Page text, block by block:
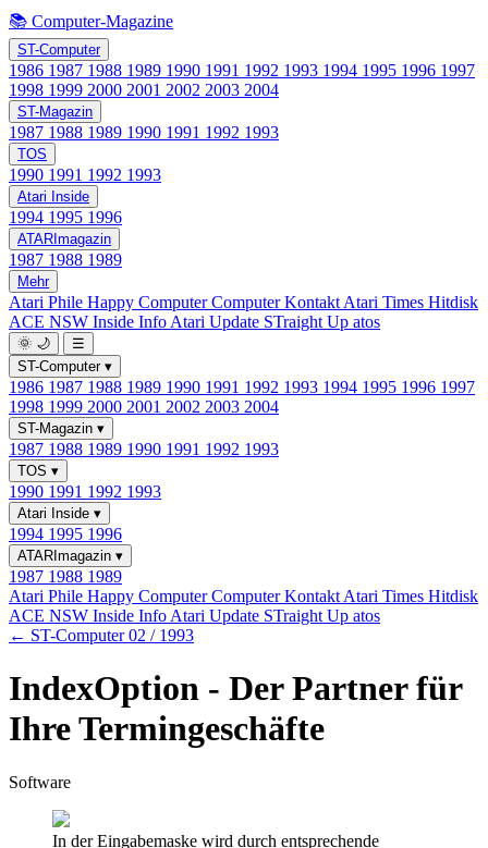
📚 Computer-Magazine
ST-Computer
1986 1987 1988 1989 1990 1991 1992 1993 1994 1995 1996 1997
1998 1999 2000 2001 2002 2003 2004
ST-Magazin
1987 1988 1989 1990 1991 1992 1993
TOS
1990 1991 1992 1993
Atari Inside
1994 1995 1996
ATARImagazin
1987 1988 1989
Mehr
Atari Phile Happy ComputerComputer Kontakt Atari Times Hitdisk
ACE NSW Inside Info Atari Update STraight Up atos
🌞 🌙
☰
ST-Computer ▾
1986 1987 1988 1989 1990 1991 1992 1993 1994 1995 1996 1997
1998 1999 2000 2001 2002 2003 2004
ST-Magazin ▾
1987 1988 1989 1990 1991 1992 1993
TOS ▾
1990 1991 1992 1993
Atari Inside ▾
1994 1995 1996
ATARImagazin ▾
1987 1988 1989
Atari Phile Happy ComputerComputer Kontakt Atari Times Hitdisk
ACE NSW Inside Info Atari Update STraight Up atos
← ST-Computer 02 / 1993
IndexOption - Der Partner für
Ihre Termingeschäfte
Software
In der Eingabemaske wird durch entsprechende